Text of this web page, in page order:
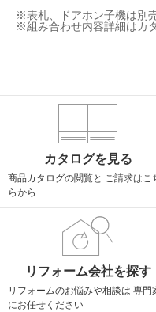
表札、ドアホン子機は別
組み合わせ内容詳細はカ
カタログを見る
商品カタログの閲覧と ご請求はこ
らから
リフォーム会社を探す
リフォームのお悩みや相談は 専門
にお任せください